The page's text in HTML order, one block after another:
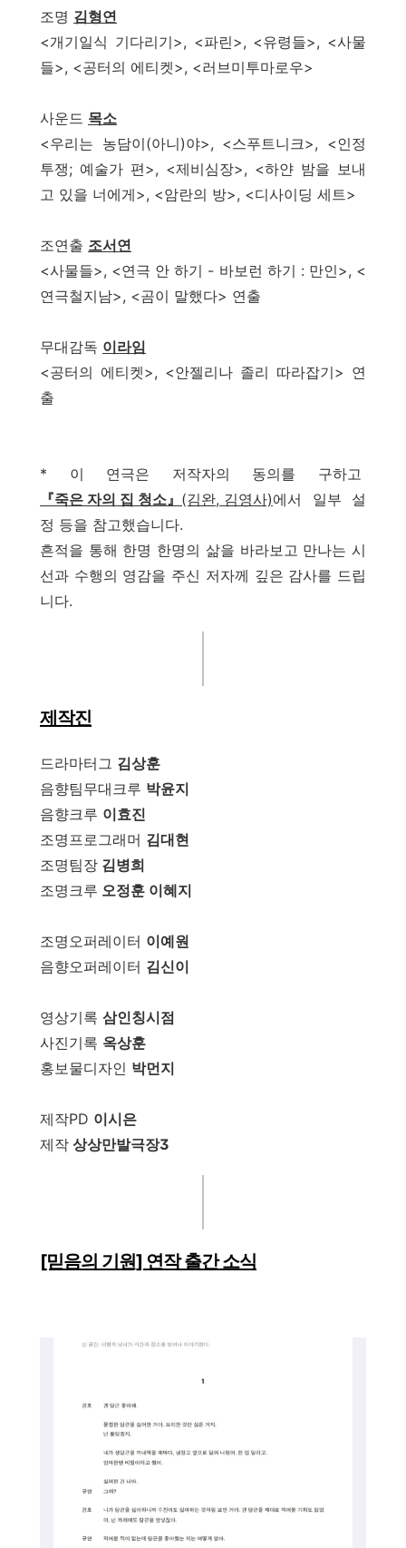
조명 김형연
<개기일식 기다리기>, <파린>, <유령들>, <사물
들>, <공터의 에티켓>, <러브미투마로우>
사운드 목소
<우리는 농담이(아니)야>, <스푸트니크>, <인정
투쟁; 예술가 편>, <제비심장>, <하얀 밤을 보내
고 있을 너에게>, <암란의 방>, <디사이딩 세트>
조연출 조서연
<사물들>, <연극 안 하기 - 바보런 하기 : 만인>, <
연극철지남>, <곰이 말했다> 연출
무대감독 이라임
<공터의 에티켓>, <안젤리나 졸리 따라잡기> 연
출
* 이 연극은 저작자의 동의를 구하고
『죽은 자의 집 청소』 (김완, 김영사)에서 일부 설
정 등을 참고했습니다.
흔적을 통해 한명 한명의 삶을 바라보고 만나는 시
선과 수행의 영감을 주신 저자께 깊은 감사를 드립
니다.
제작진
드라마터그 김상훈
음향팀무대크루 박윤지
음향크루 이효진
조명프로그래머 김대현
조명팀장 김병희
조명크루 오정훈 이혜지
조명오퍼레이터 이예원
음향오퍼레이터 김신이
영상기록 삼인칭시점
사진기록 옥상훈
홍보물디자인 박먼지
제작PD 이시은
제작 상상만발극장3
[믿음의 기원] 연작 출간 소식